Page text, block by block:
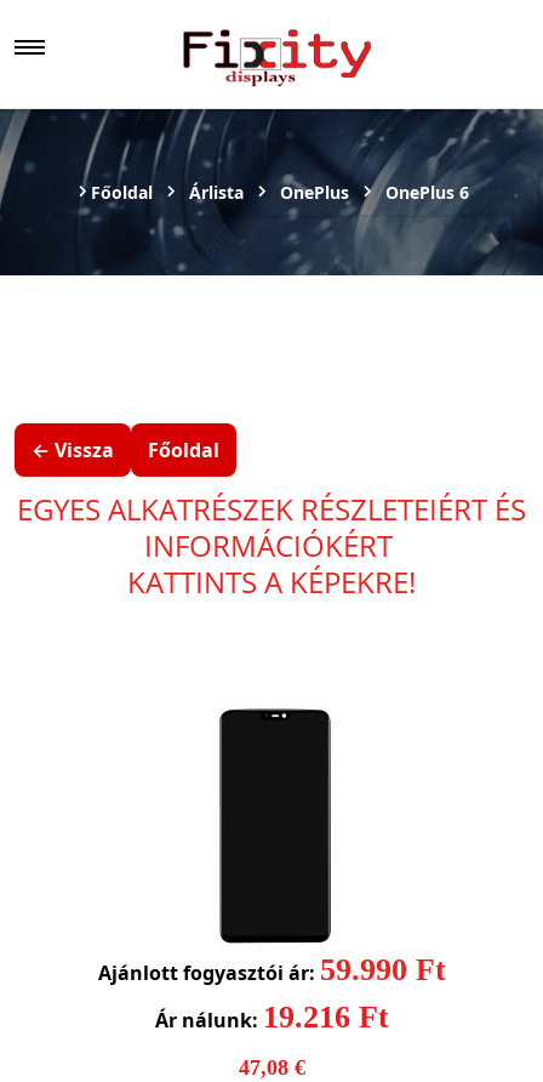
Főoldal Árlista OnePlus OnePlus 6
← Vissza Főoldal
EGYES ALKATRÉSZEK RÉSZLETEIÉRT ÉS
INFORMÁCIÓKÉRT
KATTINTS A KÉPEKRE!
Ajánlott fogyasztói ár: 59.990 Ft
Ár nálunk: 19.216 Ft
47,08 €